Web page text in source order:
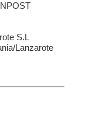
S.L
Lanzarote